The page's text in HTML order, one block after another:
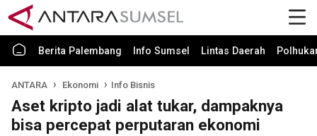
Berita Palembang Info Sumsel Lintas Daerah
ANTARA Ekonomi Info Bisnis
Aset kripto jadi alat tukar, dampaknya
bisa percepat perputaran ekonomi